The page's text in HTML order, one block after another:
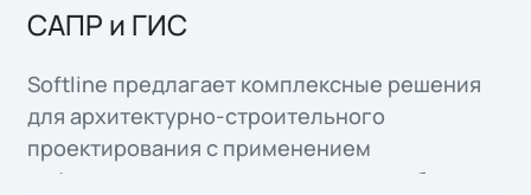
САПР и ГИС
Softline предлагает комплексные решения
для архитектурно-строительного
проектирования с применением
информационного моделирования объектов